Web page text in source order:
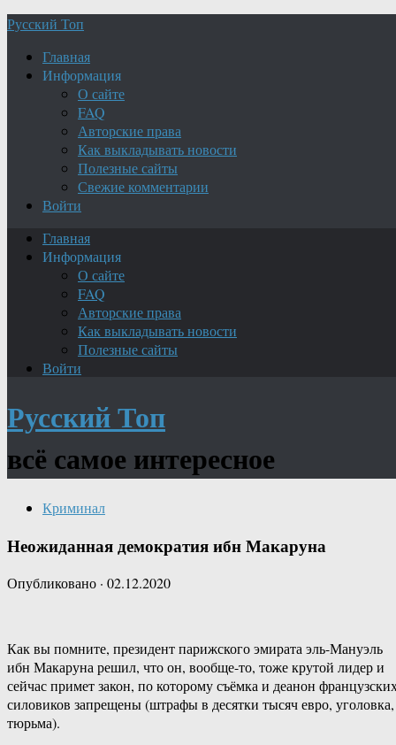
Русский Топ
Главная
Информация
О сайте
FAQ
Авторские права
Как выкладывать новости
Полезные сайты
Свежие комментарии
Войти
Главная
Информация
О сайте
FAQ
Авторские права
Как выкладывать новости
Полезные сайты
Войти
Русский Топ
всё самое интересное
Криминал
Неожиданная демократия ибн Макаруна
Опубликовано · 02.12.2020
Как вы помните, президент парижского эмирата эль-Мануэль
ибн Макаруна решил, что он, вообще-то, тоже крутой лидер и
сейчас примет закон, по которому съёмка и деанон
силовиков запрещены (штрафы в десятки тысяч евро, уголовка,
тюрьма).